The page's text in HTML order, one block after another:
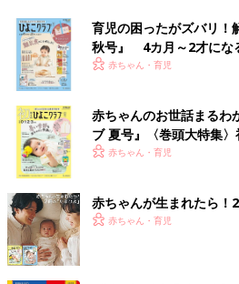
育児の困ったがズバリ！
秋号』 4カ月～2才にな
いっぱい！
赤ちゃん・育児
赤ちゃんのお世話まるわ
ブ 夏号』〈巻頭大特集
く！ おっぱい・ミルクの
赤ちゃん・育児
赤ちゃんが生まれたら！
赤ちゃん・育児